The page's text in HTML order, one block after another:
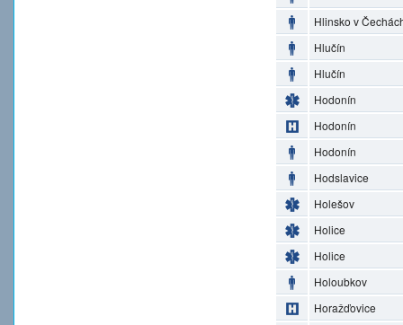
Hlinsko v
Hlučín
Hlučín
Hodonín
Hodonín
Hodonín
Hodslavice
Holešov
Holice
Holice
Holoubkov
Horažďovice